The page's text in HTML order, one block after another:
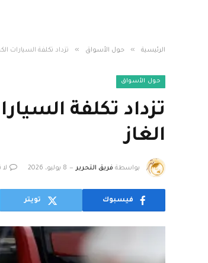
الرئيسية » حول الأسواق » تزداد تكلفة السيارات
حول الأسواق
تزداد تكلفة
الغاز
بواسطة فريق التحرير 8 يوليو، 2026
فيسبوك تويتر